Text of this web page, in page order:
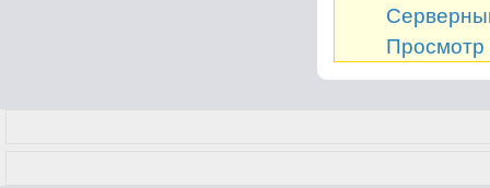
Просмотр